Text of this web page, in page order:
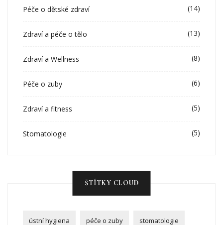
Péče o dětské zdraví (14)
Zdraví a péče o tělo (13)
Zdraví a Wellness (8)
Péče o zuby (6)
Zdraví a fitness (5)
Stomatologie (5)
ŠTÍTKY CLOUD
ústní hygiena péče o zuby stomatologie